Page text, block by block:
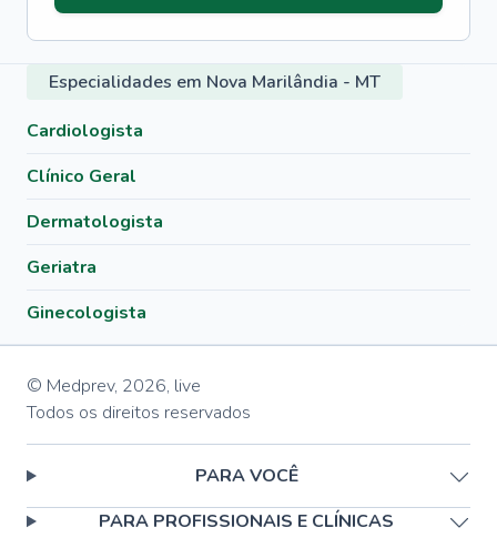
Especialidades em Nova Marilândia - MT
Cardiologista
Clínico Geral
Dermatologista
Geriatra
Ginecologista
© Medprev, 2026, live
Todos os direitos reservados
PARA VOCÊ
PARA PROFISSIONAIS E CLÍNICAS